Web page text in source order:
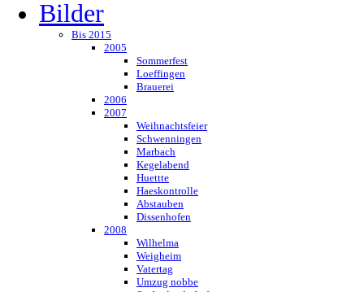
Bilder
Bis 2015
2005
Sommerfest
Loeffingen
Brauerei
2006
2007
Weihnachtsfeier
Schwenningen
Marbach
Kegelabend
Huettte
Haeskontrolle
Abstauben
Dissenhofen
2008
Wilhelma
Weigheim
Vatertag
Umzug nobbe